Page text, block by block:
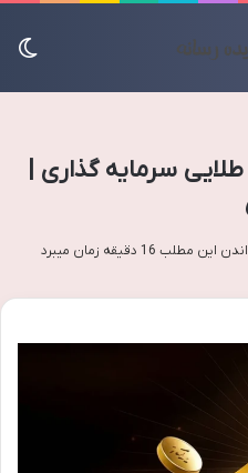
122 شگرد طلایی سرمایه گذاری |
این مطلب 16 دقیقه زمان میبرد